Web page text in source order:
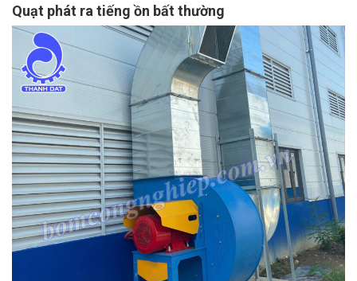
Quạt phát ra tiếng ồn bất thường